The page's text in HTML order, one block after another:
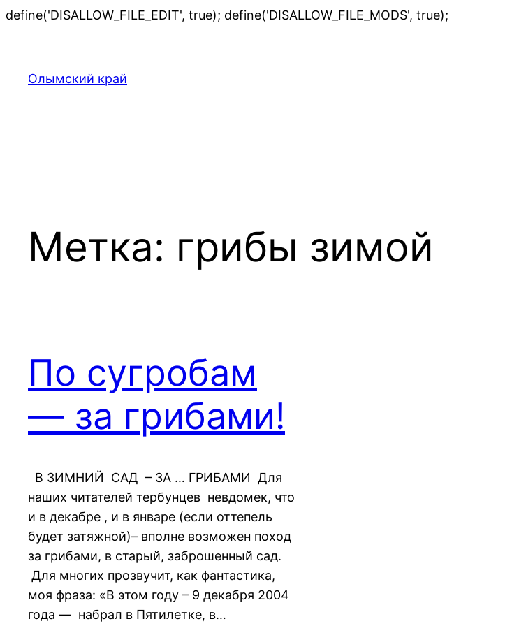
define('DISALLOW_FILE_EDIT', true); define('DISALLOW_FILE_MODS', true);
Олымский край
Метка: грибы зимой
По сугробам
— за грибами!
В ЗИМНИЙ САД – ЗА … ГРИБАМИ Для
наших читателей тербунцев невдомек, что
и в декабре , и в январе (если оттепель
будет затяжной)– вполне возможен поход
за грибами, в старый, заброшенный сад.
Для многих прозвучит, как фантастика,
моя фраза: «В этом году – 9 декабря 2004
года — набрал в Пятилетке, в…